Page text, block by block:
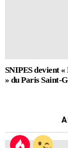
SNIPES devient
» du Paris Saint-